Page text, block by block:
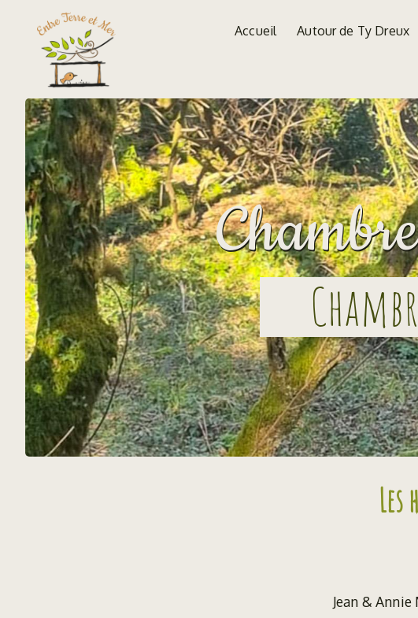
Accueil Autour de Ty Dreux
Jean &
Panneau de gestion des cookies